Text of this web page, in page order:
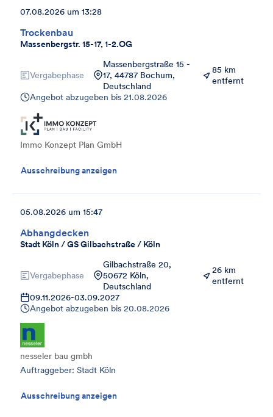
Trockenbau
Massenbergstr. 15-17, 1-2.OG
07.08.2026 um 13:28
Vergabephase
Massenbergstraße 15 -
17, 44787 Bochum,
Deutschland
85 km
entfernt
Angebot abzugeben bis 21.08.2026
Immo Konzept Plan GmbH
Ausschreibung anzeigen
Abhangdecken
Stadt Köln / GS Gilbachstraße / Köln
05.08.2026 um 15:47
Vergabephase
Gilbachstraße 20,
50672 Köln,
Deutschland
26 km
entfernt
09.11.2026-03.09.2027
Angebot abzugeben bis 20.08.2026
nesseler bau gmbh
Auftraggeber: Stadt Köln
Ausschreibung anzeigen